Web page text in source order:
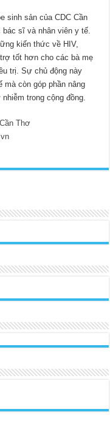
sinh sản của CDC Cần
sĩ và nhân viên y tế.
kiến thức về HIV,
tốt hơn cho các bà mẹ
trị. Sự chủ động này
còn góp phần nâng
trong cộng đồng.
Thơ